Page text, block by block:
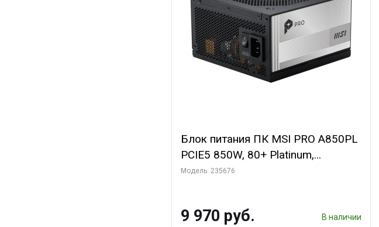
Блок питания ПК MSI PRO A850PL
PCIE5 850W, 80+ Platinum,
полностью модульный, ATX 3.1,
Модель: 235676
9 970 руб. В наличии